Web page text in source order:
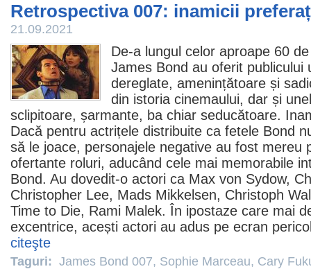
Retrospectiva 007: inamicii
21.09.2021
De-a lungul celor aproape 60
James Bond au oferit publicului
dereglate, amenințătoare și
din istoria cinemaului, dar și
sclipitoare, șarmante, ba chiar seducătoare.
Dacă pentru actrițele distribuite ca fetele Bond
să le joace, personajele negative au fost mereu
ofertante roluri, aducând cele mai memorabile
Bond. Au dovedit-o actori ca Max von Sydow,
Christopher Lee, Mads Mikkelsen, Christoph
Time to Die, Rami Malek. În ipostaze care mai
excentrice, acești actori au adus pe ecran
citeşte
Taguri: James Bond 007, Sophie Marceau, Cary